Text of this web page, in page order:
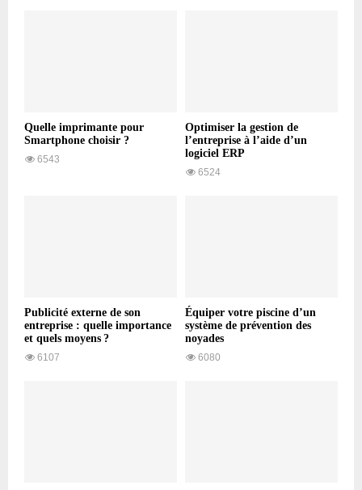
Quelle imprimante pour
Smartphone choisir ?
6543
Optimiser la gestion de
l’entreprise à l’aide d’un
logiciel ERP
6524
Publicité externe de son
entreprise : quelle importance
et quels moyens ?
6107
Équiper votre piscine d’un
système de prévention des
noyades
6080